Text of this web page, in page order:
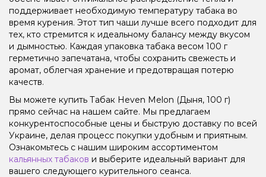
поддерживает необходимую температуру табака во
время курения. Этот тип чаши лучше всего подходит для
тех, кто стремится к идеальному балансу между вкусом
и дымностью. Каждая упаковка табака весом 100 г
герметично запечатана, чтобы сохранить свежесть и
аромат, облегчая хранение и предотвращая потерю
качеств.
Вы можете купить Табак Heven Melon (Дыня, 100 г)
прямо сейчас на нашем сайте. Мы предлагаем
конкурентоспособные цены и быструю доставку по всей
Украине, делая процесс покупки удобным и приятным.
Ознакомьтесь с нашим широким ассортиментом
кальянных табаков и выберите идеальный вариант для
вашего следующего курительного сеанса.